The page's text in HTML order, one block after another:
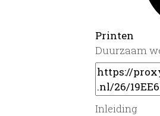
Printen
Duurzaam
Inleiding